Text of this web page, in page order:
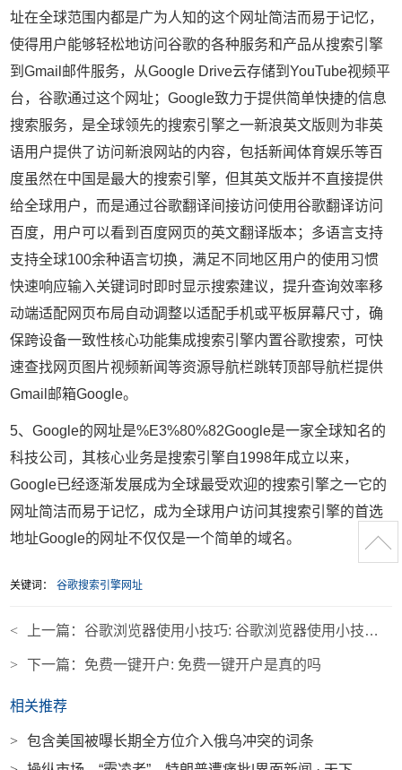
址在全球范围内都是广为人知的这个网址简洁而易于记忆，
使得用户能够轻松地访问谷歌的各种服务和产品从搜索引擎
到Gmail邮件服务，从Google Drive云存储到YouTube视频平
台，谷歌通过这个网址；Google致力于提供简单快捷的信息
搜索服务，是全球领先的搜索引擎之一新浪英文版则为非英
语用户提供了访问新浪网站的内容，包括新闻体育娱乐等百
度虽然在中国是最大的搜索引擎，但其英文版并不直接提供
给全球用户，而是通过谷歌翻译间接访问使用谷歌翻译访问
百度，用户可以看到百度网页的英文翻译版本；多语言支持
支持全球100余种语言切换，满足不同地区用户的使用习惯
快速响应输入关键词时即时显示搜索建议，提升查询效率移
动端适配网页布局自动调整以适配手机或平板屏幕尺寸，确
保跨设备一致性核心功能集成搜索引擎内置谷歌搜索，可快
速查找网页图片视频新闻等资源导航栏跳转顶部导航栏提供
Gmail邮箱Google。
5、Google的网址是%E3%80%82Google是一家全球知名的
科技公司，其核心业务是搜索引擎自1998年成立以来，
Google已经逐渐发展成为全球最受欢迎的搜索引擎之一它的
网址简洁而易于记忆，成为全球用户访问其搜索引擎的首选
地址Google的网址不仅仅是一个简单的域名。
关键词： 谷歌搜索引擎网址
< 上一篇：谷歌浏览器使用小技巧: 谷歌浏览器使用小技巧是什么
> 下一篇： 免费一键开户: 免费一键开户是真的吗
相关推荐
>
包含美国被曝长期全方位介入俄乌冲突的词条